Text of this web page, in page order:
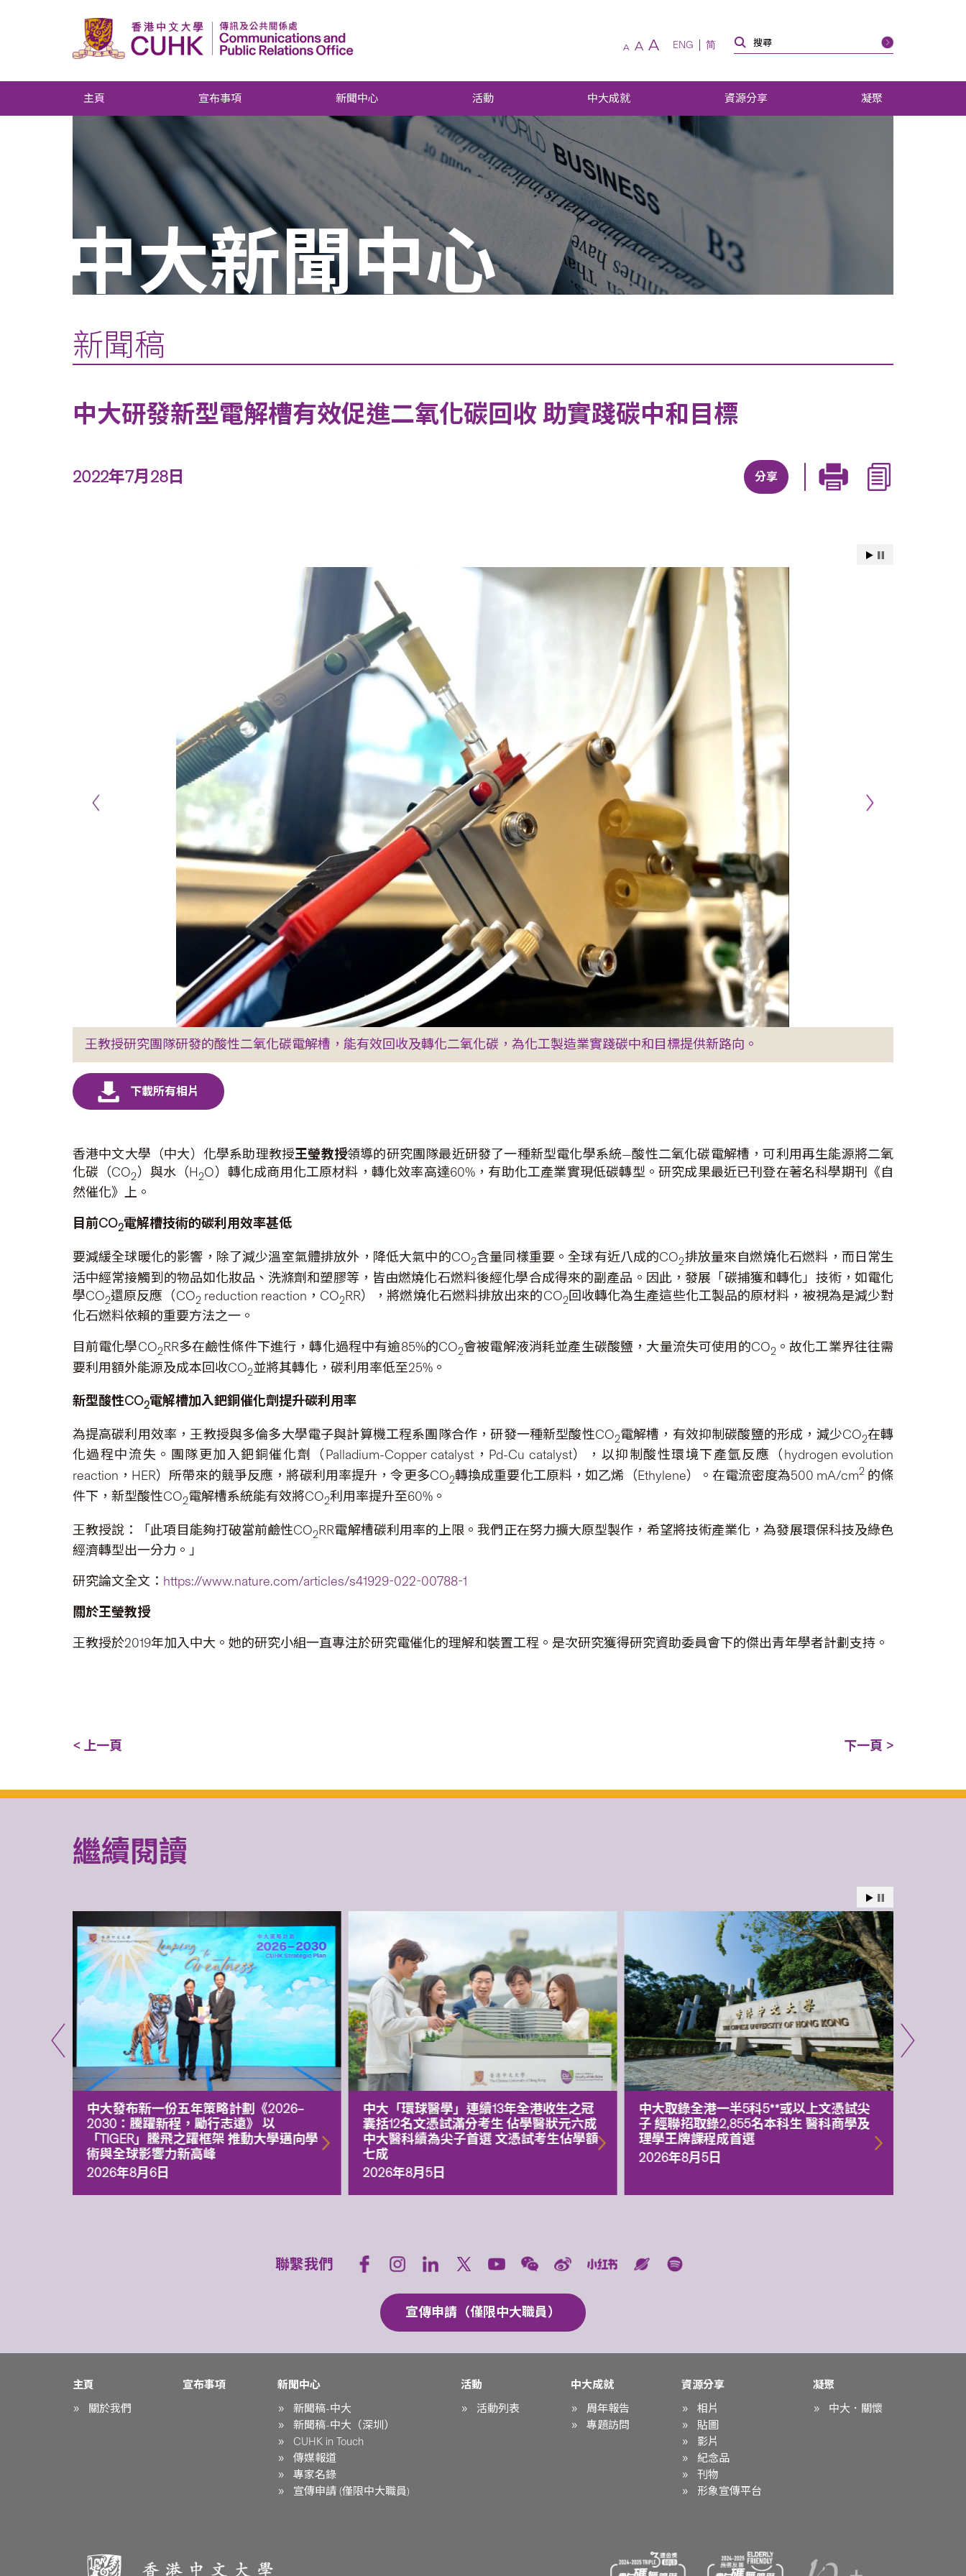
A A A ENG 简
主頁 宣布事項 新聞中心 活動 中大成就 資源分享 凝聚
中大新聞中心
新聞稿
中大研發新型電解槽有效促進二氧化碳回收 助實踐碳中和目標
2022年7月28日 分享
王教授研究團隊研發的酸性二氧化碳電解槽，能有效回收及轉化二氧化碳，為化工製造業實踐碳中和目標提供新路向。
香港中文大學（中大）化學系助理教授王瑩教授領導的研究團隊最近研發了一種新型電化學系統—酸性二氧化碳電解槽，可利用再生能源將二氧
化碳（CO2）與水（H2O）轉化成商用化工原材料，轉化效率高達60%，有助化工產業實現低碳轉型。研究成果最近已刊登在著名科學期刊《自
然催化》上。
目前CO2電解槽技術的碳利用效率甚低
要減緩全球暖化的影響，除了減少溫室氣體排放外，降低大氣中的CO2含量同樣重要。全球有近八成的CO2排放量來自燃燒化石燃料，而日常生
活中經常接觸到的物品如化妝品、洗滌劑和塑膠等，皆由燃燒化石燃料後經化學合成得來的副產品。因此，發展「碳捕獲和轉化」技術，如電化
學CO2還原反應（CO2 reduction reaction，CO2RR），將燃燒化石燃料排放出來的CO2回收轉化為生產這些化工製品的原材料，被視為是減少對
化石燃料依賴的重要方法之一。
目前電化學CO2RR多在鹼性條件下進行，轉化過程中有逾85%的CO2會被電解液消耗並產生碳酸鹽，大量流失可使用的CO2 。故化工業界往往需
要利用額外能源及成本回收CO2並將其轉化，碳利用率低至25%。
新型酸性CO2電解槽加入鈀銅催化劑提升碳利 用率
為提高碳利用效率，王教授與多倫多大學電子與計算機工程系團隊合作，研發一種新型酸性CO2電解槽，有效抑制碳酸鹽的形成，減少CO2在轉
化過程中流失。團隊更加入鈀銅催化劑（Palladium-Copper catalyst，Pd-Cu catalyst），以抑制酸性環境下產氫反應（hydrogen evolution
reaction，HER）所帶來的競爭反應，將碳利用率提升，令更多CO2轉換成重要化工原料，如乙烯（Ethylene）。在電流密度為500 mA/cm2的條
件下，新型酸性CO2電解槽系統能有效將CO2利用率提升至60%。
王教授說：「此項目能夠打破當前鹼性CO2RR電解槽碳利用率的上限。我們正在努力擴大原型製作，希望將技術產業化，為發展環保科技及綠色
經濟轉型出一分力。」
研究論文全文： https://www.nature.com/articles/s41929-022-00788-1
關於王瑩教授
王教授於2019年加入中大。她的研究小組一直專注於研究電催化的理解和裝置工程。是次研究獲得研究資助委員會下的傑出青年學者計劃支持。
< 上一頁 下一頁 >
繼續閱讀
中大發布新一份五年策略計劃《2026‒
2030：騰躍新程，勵行志遠》 以
「TIGER」騰飛之躍框架 推動大學邁向學
術與全球影響力新高峰
2026年8月6日
中大「環球醫學」連續13年全港收生之冠
囊括12名文憑試滿分考生 佔學醫狀元六成
中大醫科續為尖子首選 文憑試考生佔學額
七成
2026年8月5日
中大取錄全港一半5科5**或以上文憑試尖
子 經聯招取錄2,855名本科生 醫科商學及
理學王牌課程成首選
2026年8月5日
聯繫我們
宣傳申請（僅限中大職員）
主頁
關於我們
宣布事項
新聞中心
新聞稿-中大
新聞稿-中大（深圳）
CUHK in Touch
傳媒報道
專家名錄
宣傳申請 (僅限中大職員)
活動
活動列表
中大成就
周年報告
專題訪問
資源分享
相片
貼圖
影片
紀念品
刊物
形象宣傳平台
凝聚
中大．關懷